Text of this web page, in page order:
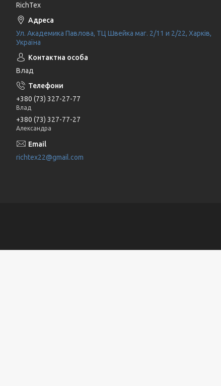
RichTex
Ул. Академика Павлова, ТЦ Швейка маг. 2/11 и 2/22, Харків,
Україна
Влад
+380 (73) 327-27-77
Влад
+380 (73) 327-77-27
Александра
richtex22@gmail.com